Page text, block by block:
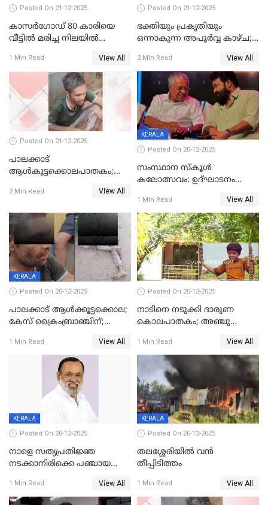
Posted On 21-12-2025
കാസർഗോഡ് 80 കാരിയെ
വീട്ടിൽ മരിച്ച നിലയിൽ
1 Min Read View All
Posted On 21-12-2025
ഭക്തിയും പ്രകൃതിയും
ഒന്നാകുന്ന അപൂര്‍വ്വ കാഴ്ച;
കാഴ്ചാനുഭവമൊരുക്കി
ശബരീ നന്ദനം
2 Min Read View All
Posted On 21-12-2025
പാലക്കാട്‌
ആൾകൂട്ടക്കൊലപാതകം;
ഊർജ്ജിതമാക്കിമാക്കി
2 Min Read View All
KERALA
Posted On 20-12-2025
സംസ്ഥാന സ്കൂൾ
കലോത്സവം: ഉദ്ഘാടനം
മുഖ്യാതിഥിയായി
മോഹൻലാൽ
1 Min Read View All
KERALA
Posted On 20-12-2025
പാലക്കാട് ആൾക്കൂട്ടക്കൊല;
കേസ് ക്രൈംബ്രാഞ്ചിന്;
അന്വേഷിക്കും
1 Min Read View All
Posted On 20-12-2025
നാടിനെ നടുക്കി ദാരുണ
കൊലപാതകം; അഞ്ചു
കഴുത്തുഞെരിച്ച് കൊന്നു
1 Min Read View All
KERALA
Posted On 20-12-2025
നാളെ സത്യപ്രതിജ്ഞ
നടക്കാനിരിക്കെ പഞ്ചായത്ത്
1 Min Read View All
KERALA
Posted On 20-12-2025
തലശ്ശേരിയിൽ വൻ
തീപ്പിടിത്തം
1 Min Read View All